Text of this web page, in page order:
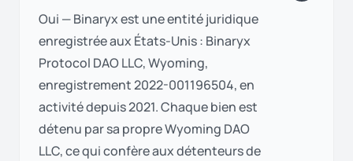
Oui — Binaryx est une entité juridique
enregistrée aux États-Unis : Binaryx
Protocol DAO LLC, Wyoming,
enregistrement 2022-001196504, en
activité depuis 2021. Chaque bien est
détenu par sa propre Wyoming DAO
LLC, ce qui confère aux détenteurs de